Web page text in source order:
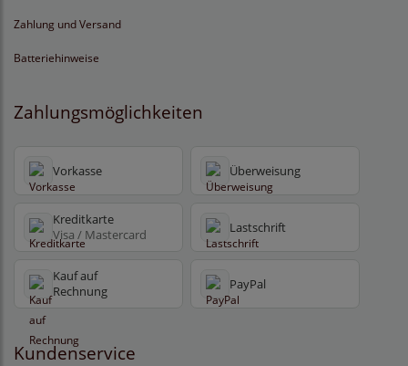
Zahlung und Versand
Batteriehinweise
Zahlungsmöglichkeiten
Vorkasse Überweisung
Kreditkarte
Visa / Mastercard Lastschrift
Kauf auf
Rechnung
PayPal
Kundenservice